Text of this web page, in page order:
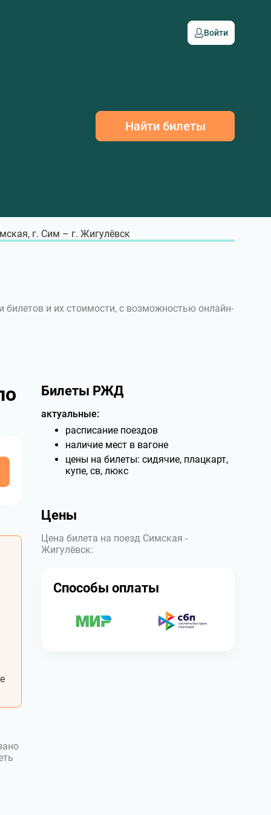
Войти
Найти билеты
г. Сим – г. Жигулёвск
билетов и их стоимости, с возможностью онлайн-
Билеты РЖД
актуальные:
расписание поездов
наличие мест в вагоне
цены на билеты: сидячие, плацкарт,
купе, св, люкс
Цены
Цена билета на поезд Симская -
Жигулёвск:
Способы оплаты